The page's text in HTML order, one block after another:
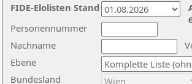
Nachname
Ebene
Personennummer
Bundesland
FIDE-Elolisten Stand